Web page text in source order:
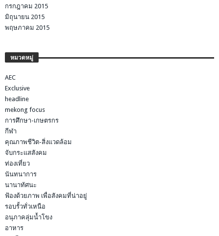
กรกฎาคม 2015
มิถุนายน 2015
พฤษภาคม 2015
หมวดหมู่
AEC
Exclusive
headline
mekong focus
การศึกษา-เกษตรกร
กีฬา
คุณภาพชีวิต-สิ่งแวดล้อม
จับกระแสสังคม
ท่องเที่ยว
นันทนาการ
นานาทัศนะ
ฟ้องด้วยภาพ เพื่อสังคมที่น่าอยู่
รอบรั้วทั่วเหนือ
อนุภาคลุ่มน้ำโขง
อาหาร